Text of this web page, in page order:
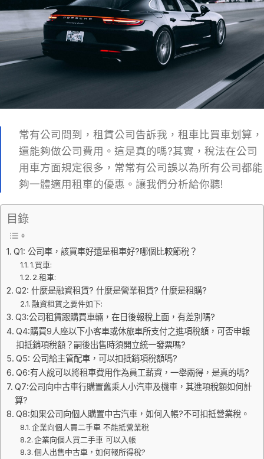
常有公司問到，租賃公司告訴我，租車比買車划算，
還能夠做公司費用。這是真的嗎?其實，稅法在公司
用車方面規定很多，常常有公司誤以為所有公司都能
夠一體適用租車的優惠。讓我們分析給你聽!
目錄
Q1: 公司車，該買車好還是租車好?哪個比較節稅？
1.買車:
2.租車:
Q2: 什麼是融資租賃? 什麼是營業租賃? 什麼是租購?
融資租賃之要件如下:
Q3:公司租賃跟購買車輛，在日後報稅上面，有差別嗎?
Q4:購買9人座以下小客車或休旅車所支付之進項稅額，可否申報
扣抵銷項稅額？嗣後出售時須開立統一發票嗎?
Q5: 公司給主管配車，可以扣抵銷項稅額嗎?
Q6:有人說可以將租車費用作為員工薪資，一舉兩得，是真的嗎?
Q7:公司向中古車行購置舊乘人小汽車及機車，其進項稅額如何計
算?
Q8:如果公司向個人購置中古汽車，如何入帳?不可扣抵營業稅。
企業向個人買二手車 不能抵營業稅
企業向個人買二手車 可以入帳
個人出售中古車，如何報所得稅?